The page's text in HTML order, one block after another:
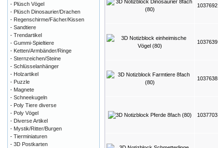
- Plüsch Vögel
- Plüsch Dinosaurier/Drachen
- Regenschirme/Fächer/Kissen
- Sandtiere
- Trendartikel
- Gummi-Spieltiere
- Ketten/Armbänder/Ringe
- Sternzeichen/Steine
- Schlüsselanhänger
- Holzartikel
- Puzzle
- Magnete
- Schneekugeln
- Poly Tiere diverse
- Poly Vögel
- Diverse Artikel
- Mystik/Ritter/Burgen
- Tierminiaturen
- 3D Postkarten